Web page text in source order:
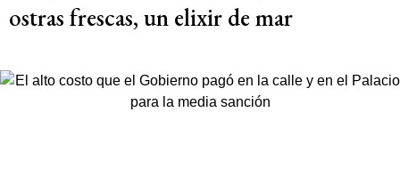
ostras frescas, un elixir de mar